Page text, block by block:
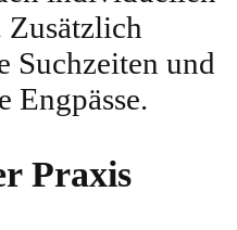
Zusätzlich
Suchzeiten und
Engpässe.
Praxis